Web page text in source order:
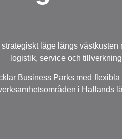
läge längs
logistik, service och
Business Parks med
i Hallands